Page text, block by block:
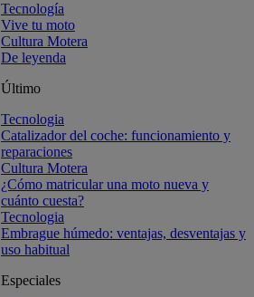
Tecnología
Vive tu moto
Cultura Motera
De leyenda
Último
Tecnologia
Catalizador del coche: funcionamiento y
reparaciones
Cultura Motera
¿Cómo matricular una moto nueva y
cuánto cuesta?
Tecnologia
Embrague húmedo: ventajas, desventajas y
uso habitual
Especiales